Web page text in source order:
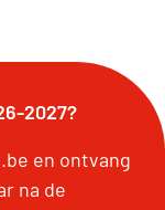
2027?
en ontvang
na de